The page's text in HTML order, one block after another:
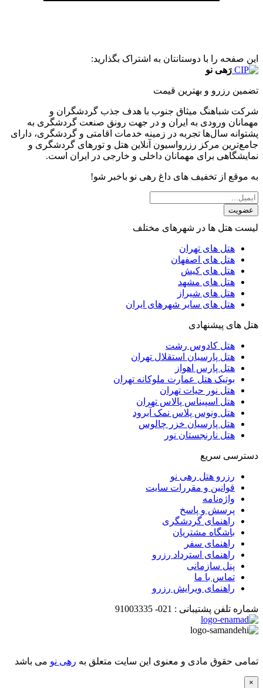
این صفحه را با دوستانتان به اشتراک بگذارید:
رَهی نو
تضمین رزرو و بهترین قیمت
شرکت شباهنگ میثاق جنوب با هدف جذب گردشگران و
مهمانان ورودی به ایران و در جهت رونق صنعت گردشگری به
پشتوانه سال‌ها تجربه در زمینه خدمات اقامتی و گردشگری، دارای
جامع‌ترین مرکز رزرواسیون آنلاین هتل و تورهای گردشگری و
نمایشگاهی برای مهمانان داخلی و خارجی در ایران است.
به موقع از تخفیف های داغ رهی نو باخبر شو!
عضویت
لیست هتل ها در شهرهای مختلف
هتل های تهران
هتل های اصفهان
هتل های کیش
هتل های مشهد
هتل های شیراز
هتل های سایر شهرهای ایران
هتل های پیشنهادی
هتل کادوس رشت
هتل پارسیان استقلال تهران
هتل پارس اهواز
بوتیک هتل عمارت ملوکانه تهران
هتل نور حیات تهران
هتل اسپیناس پالاس تهران
هتل ونوس پلاس نمک آبرود
هتل پارسیان خزر چالوس
هتل نارنجستان نور
دسترسی سریع
رزرو هتل رهی نو
قوانین و مقررات سایت
واژه‌نامه
پرسش و پاسخ
راهنمای گردشگری
باشگاه مشتریان
راهنمای سفر
راهنمای استرداد رزرو
پنل سازمانی
تماس با ما
راهنمای ویرایش رزرو
شماره تلفن پشتیبانی : 021-
91003335
تمامی حقوق مادی و معنوی این سایت متعلق به رهی نو می باشد
×